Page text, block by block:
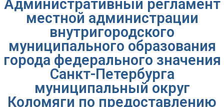
Административный регламент
местной администрации
внутригородского
муниципального образования
города федерального значения
Санкт-Петербурга
муниципальный округ
Коломяги по предоставлению